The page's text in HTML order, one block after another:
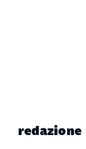
redazione